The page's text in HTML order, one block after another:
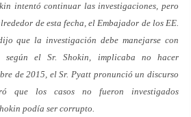
intentó continuar las investigaciones, pero
de esta fecha, el Embajador de los EE.
que la investigación debe manejarse con
según el Sr. Shokin, implicaba no hacer
de 2015, el Sr. Pyatt pronunció un discurso
que los casos no fueron investigados
podía ser corrupto.